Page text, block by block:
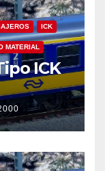
ICK
MATERIAL
ICK